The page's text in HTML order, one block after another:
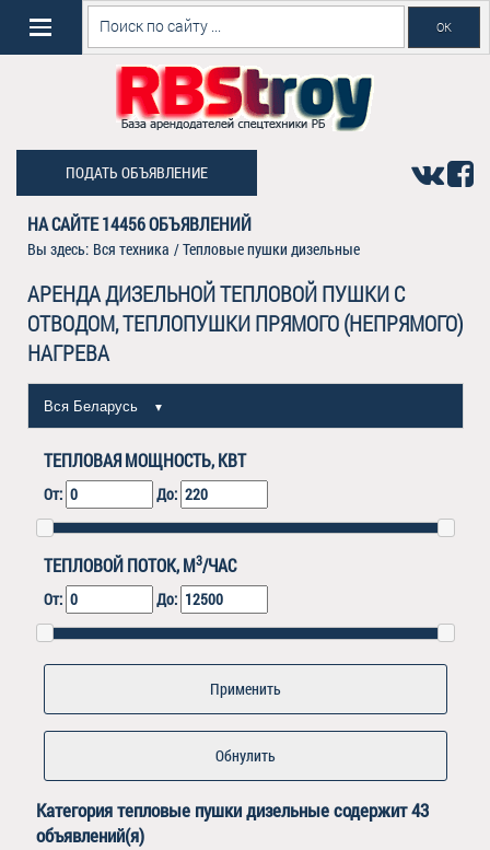
ПОДАТЬ ОБЪЯВЛЕНИЕ
НА САЙТЕ14456ОБЪЯВЛЕНИЙ
Вы здесь: Вся техника /Тепловые пушки дизельные
АРЕНДА ДИЗЕЛЬНОЙ ТЕПЛОВОЙ ПУШКИ С
ОТВОДОМ, ТЕПЛОПУШКИ ПРЯМОГО (НЕПРЯМОГО)
НАГРЕВА
Вся Беларусь ▼
ТЕПЛОВАЯ МОЩНОСТЬ, КВТ
От: До:
ТЕПЛОВОЙ ПОТОК, М3/ЧАС
От: До:
Обнулить
Категориятепловые пушки дизельныесодержит 43
объявлений(я)